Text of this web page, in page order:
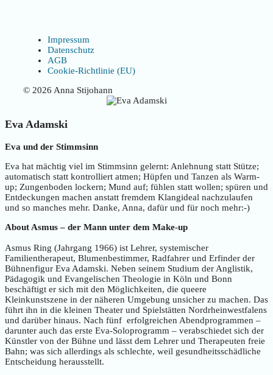
Impressum
Datenschutz
AGB
Cookie-Richtlinie (EU)
© 2026 Anna Stijohann
Eva Adamski
Eva und der Stimmsinn
Eva hat mächtig viel im Stimmsinn gelernt: Anlehnung statt Stütze;
automatisch statt kontrolliert atmen; Hüpfen und Tanzen als Warm-
up; Zungenboden lockern; Mund auf; fühlen statt wollen; spüren und
Entdeckungen machen anstatt fremdem Klangideal nachzulaufen
und so manches mehr. Danke, Anna, dafür und für noch mehr:-)
About Asmus – der Mann unter dem Make-up
Asmus Ring (Jahrgang 1966) ist Lehrer, systemischer
Familientherapeut, Blumenbestimmer, Radfahrer und Erfinder der
Bühnenfigur Eva Adamski. Neben seinem Studium der Anglistik,
Pädagogik und Evangelischen Theologie in Köln und Bonn
beschäftigt er sich mit den Möglichkeiten, die queere
Kleinkunstszene in der näheren Umgebung unsicher zu machen. Das
führt ihn in die kleinen Theater und Spielstätten Nordrheinwestfalens
und darüber hinaus. Nach fünf erfolgreichen Abendprogrammen –
darunter auch das erste Eva-Soloprogramm – verabschiedet sich der
Künstler von der Bühne und lässt dem Lehrer und Therapeuten freie
Bahn; was sich allerdings als schlechte, weil gesundheitsschädliche
Entscheidung herausstellt.